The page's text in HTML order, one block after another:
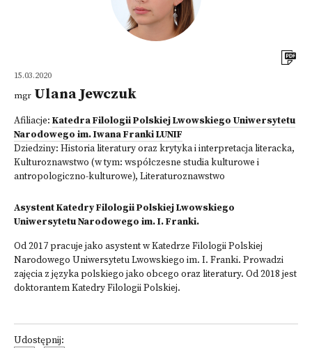
15.03.2020
mgr Ulana Jewczuk
Afiliacje: Katedra Filologii Polskiej Lwowskiego Uniwersytetu
Narodowego im. Iwana Franki LUNIF
Dziedziny: Historia literatury oraz krytyka i interpretacja literacka,
Kulturoznawstwo (w tym: współczesne studia kulturowe i
antropologiczno-kulturowe), Literaturoznawstwo
Asystent Katedry Filologii Polskiej Lwowskiego
Uniwersytetu Narodowego im. I. Franki.
Od 2017 pracuje jako asystent w Katedrze Filologii Polskiej
Narodowego Uniwersytetu Lwowskiego im. I. Franki. Prowadzi
zajęcia z języka polskiego jako obcego oraz literatury. Od 2018 jest
doktorantem Katedry Filologii Polskiej.
Udostępnij: